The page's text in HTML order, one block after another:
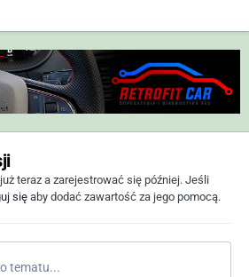
teraz a zarejestrować się później. Jeśli
się aby dodać zawartość za jego pomocą.
tematu...